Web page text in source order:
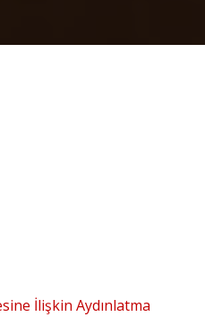
İlişkin Aydınlatma